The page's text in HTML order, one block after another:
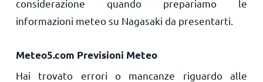
considerazione quando prepariamo le
informazioni meteo su Nagasaki da presentarti.
Meteo5.com Previsioni Meteo
Hai trovato errori o mancanze riguardo alle